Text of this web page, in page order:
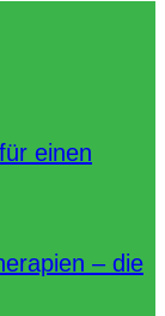
einen
– die